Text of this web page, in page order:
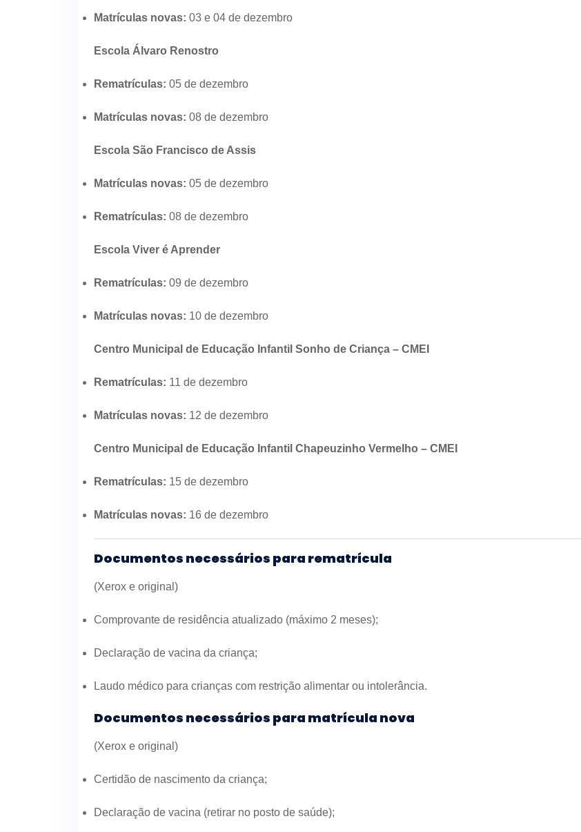
Matrículas novas: 03 e 04 de dezembro
Escola Álvaro Renostro
Rematrículas: 05 de dezembro
Matrículas novas: 08 de dezembro
Escola São Francisco de Assis
Matrículas novas: 05 de dezembro
Rematrículas: 08 de dezembro
Escola Viver é Aprender
Rematrículas: 09 de dezembro
Matrículas novas: 10 de dezembro
Centro Municipal de Educação Infantil Sonho de Criança – CMEI
Rematrículas: 11 de dezembro
Matrículas novas: 12 de dezembro
Centro Municipal de Educação Infantil Chapeuzinho Vermelho – CMEI
Rematrículas: 15 de dezembro
Matrículas novas: 16 de dezembro
Documentos necessários para rematrícula
(Xerox e original)
Comprovante de residência atualizado (máximo 2 meses);
Declaração de vacina da criança;
Laudo médico para crianças com restrição alimentar ou intolerância.
Documentos necessários para matrícula nova
(Xerox e original)
Certidão de nascimento da criança;
Declaração de vacina (retirar no posto de saúde);